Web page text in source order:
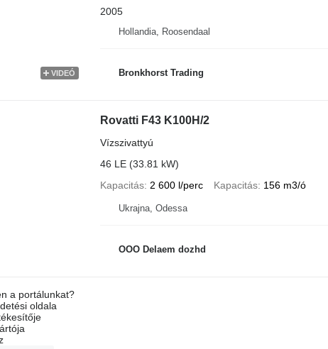
VIDEÓ
2005
Hollandia, Roosendaal
Bronkhorst Trading
Rovatti F43 K100H/2
Vízszivattyú
46 LE (33.81 kW)
Kapacitás 2 600 l/perc Kapacitás 156 m3/ó
Ukrajna, Odessa
OOO Delaem dozhd
a portálunkat?
oldala